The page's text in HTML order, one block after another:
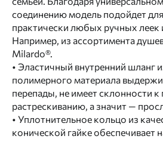
соединению модель подойдет
практически любых ручных леек
Например, из ассортимента
Milardo®.
• Эластичный внутренний шланг
полимерного материала
перепады, не имеет склонности
растрескиванию, а значит —
• Уплотнительное кольцо из
конической гайке